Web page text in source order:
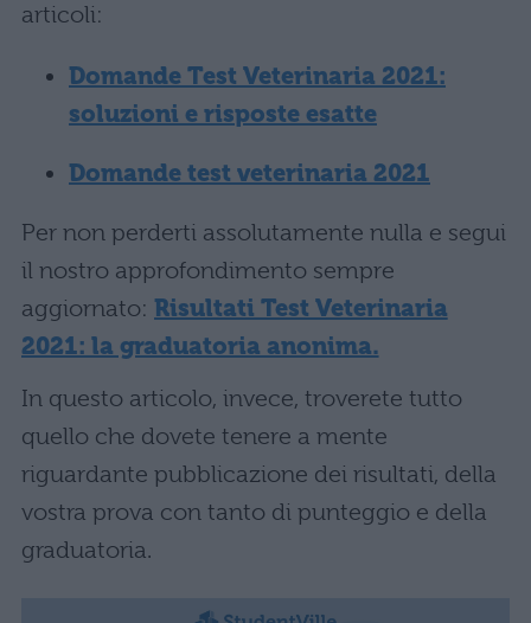
articoli:
Domande Test Veterinaria 2021:
soluzioni e risposte esatte
Domande test veterinaria 2021
Per non perderti assolutamente nulla e segui
il nostro approfondimento sempre
aggiornato: Risultati Test Veterinaria
2021: la graduatoria anonima.
In questo articolo, invece, troverete tutto
quello che dovete tenere a mente
riguardante pubblicazione dei risultati, della
vostra prova con tanto di punteggio e della
graduatoria.